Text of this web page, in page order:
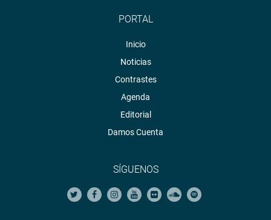
PORTAL
Inicio
Noticias
Contrastes
Agenda
Editorial
Damos Cuenta
SÍGUENOS